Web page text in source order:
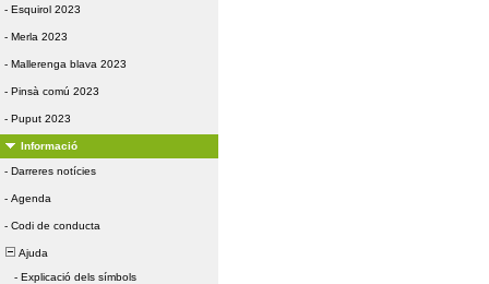
- Esquirol 2023
- Merla 2023
- Mallerenga blava 2023
- Pinsà comú 2023
- Puput 2023
Informació
- Darreres notícies
- Agenda
- Codi de conducta
Ajuda
- Explicació dels símbols